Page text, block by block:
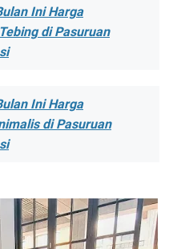
Ini Harga
di Pasuruan
Ini Harga
di Pasuruan